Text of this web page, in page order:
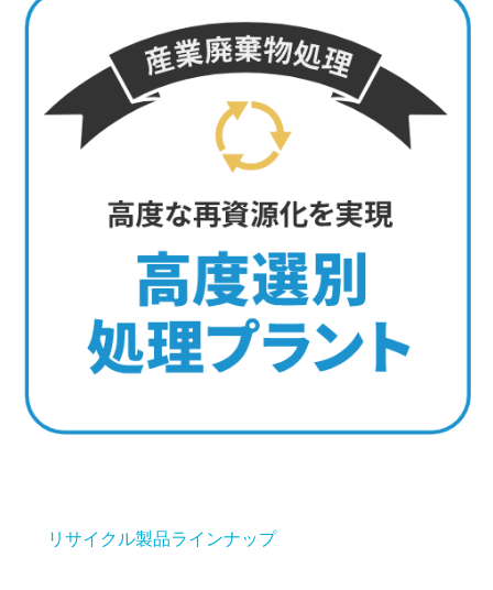
リサイクル製品ラインナップ